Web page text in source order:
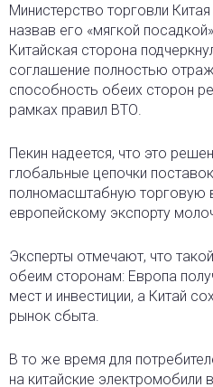
Министерство торговли
назвав его «мягкой
Китайская сторона
соглашение полностью
способность обеих сторон
рамках правил ВТО.
Пекин надеется, что это
глобальные цепочки
полномасштабную торговую
европейскому экспорту
Эксперты отмечают, что
обеим сторонам: Европа
мест и инвестиции, а Китай
рынок сбыта.
В то же время для
на китайские электромобили